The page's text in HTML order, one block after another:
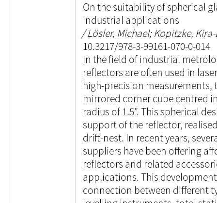
On the suitability of spherical
industrial applications
Lösler, Michael; Kopitzke,
10.3217/978-3-99161-070-0-014
In the field of industrial
reflectors are often used in
high-precision measurements,
mirrored corner cube centred
radius of 1.5”. This spherical
support of the reflector,
drift-nest. In recent years,
suppliers have been offering
reflectors and related
applications. This
connection between different